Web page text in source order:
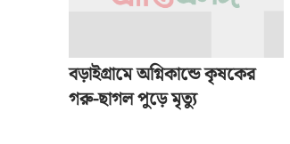
বড়াইগ্রামে অগ্নিকান্ডে কৃষকের
গরু-ছাগল পুড়ে মৃত্যু